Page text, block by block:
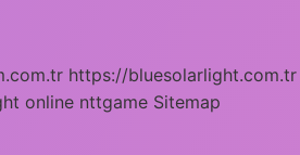
https://bluesolarlight.com.tr
online nttgame Sitemap